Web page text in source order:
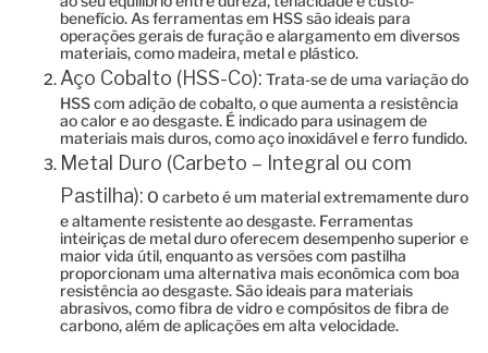
benefício. As ferramentas em HSS são ideais para
operações gerais de furação e alargamento em diversos
materiais, como madeira, metal e plástico.
Aço Cobalto (HSS-Co): Trata-se de uma variação do
HSS com adição de cobalto, o que aumenta a resistência
ao calor e ao desgaste. É indicado para usinagem de
materiais mais duros, como aço inoxidável e ferro fundido.
Metal Duro (Carbeto – Integral ou com
Pastilha): O carbeto é um material extremamente duro
e altamente resistente ao desgaste. Ferramentas
inteiriças de metal duro oferecem desempenho superior e
maior vida útil, enquanto as versões com pastilha
proporcionam uma alternativa mais econômica com boa
resistência ao desgaste. São ideais para materiais
abrasivos, como fibra de vidro e compósitos de fibra de
carbono, além de aplicações em alta velocidade.